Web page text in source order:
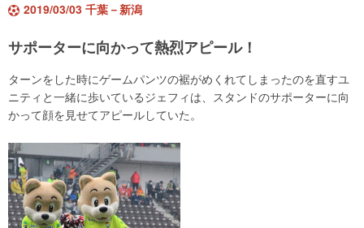
2019/03/03 千葉－新潟
サポーターに向かって熱烈アピール！
ターンをした時にゲームパンツの裾がめくれてしまったのを直すユ
ニティと一緒に歩いているジェフィは、スタンドのサポーターに向
かって顔を見せてアピールしていた。